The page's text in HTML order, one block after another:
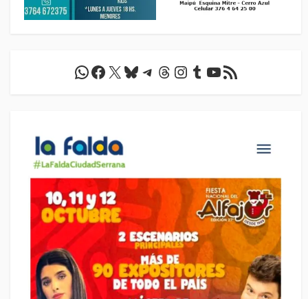
WhatsApp
Facebook
X Bluesky
Telegram
Threads
Instagram
Tumblr
YouTube
Feed RSS